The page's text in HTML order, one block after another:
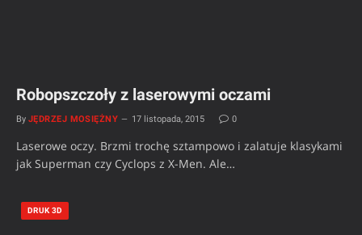
Robopszczoły z laserowymi oczami
By JĘDRZEJ MOSIĘŻNY 17 listopada, 2015 0
Laserowe oczy. Brzmi trochę sztampowo i zalatuje klasykami
jak Superman czy Cyclops z X-Men. Ale…
DRUK 3D